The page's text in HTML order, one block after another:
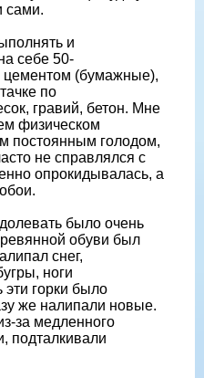
сами.
и
себе 50-
(бумажные),
по
гравий, бетон. Мне
физическом
постоянным голодом,
не справлялся с
опрокидывалась, а
было очень
обуви был
снег,
ноги
горки было
же налипали новые.
за медленного
подталкивали